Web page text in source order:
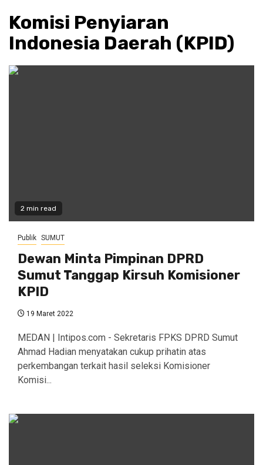
Komisi Penyiaran
Indonesia Daerah (KPID)
2 min read
Publik SUMUT
Dewan Minta Pimpinan DPRD
Sumut Tanggap Kirsuh Komisioner
KPID
19 Maret 2022
MEDAN | Intipos.com - Sekretaris FPKS DPRD Sumut
Ahmad Hadian menyatakan cukup prihatin atas
perkembangan terkait hasil seleksi Komisioner
Komisi...